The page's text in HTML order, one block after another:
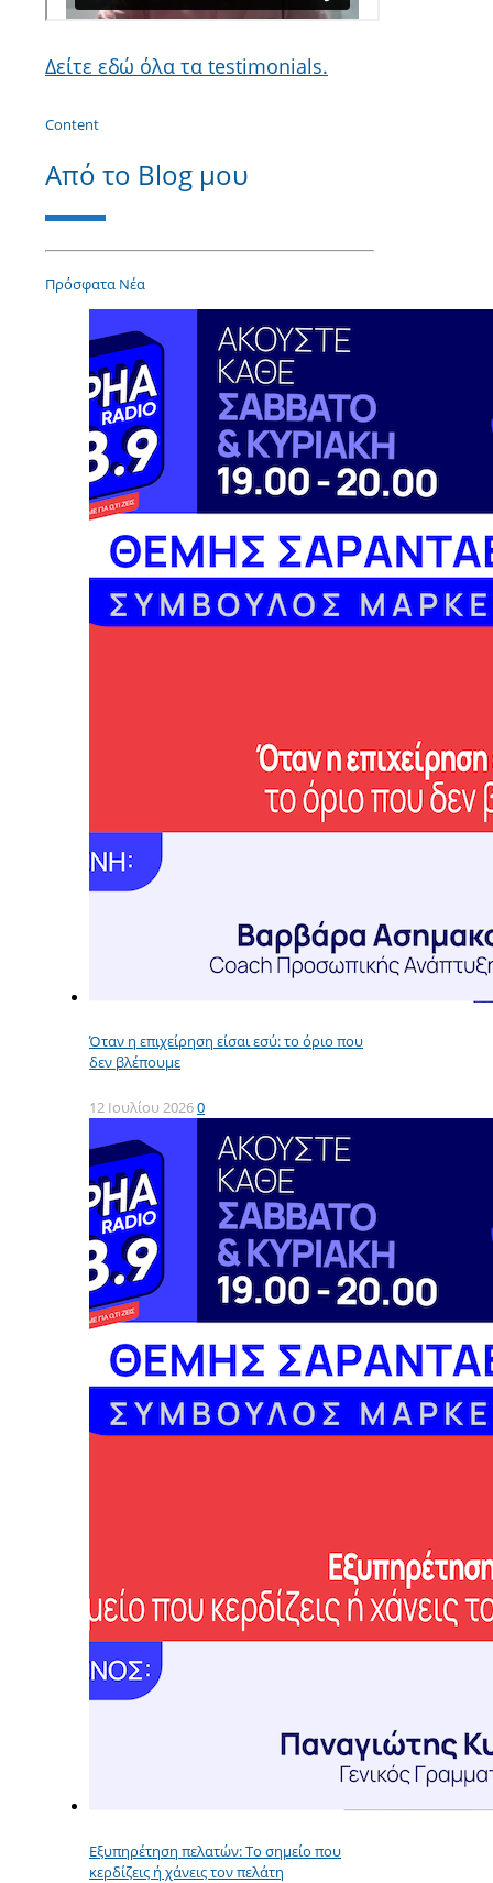
Δείτε εδώ όλα τα testimonials.
Content
Από το Blog μου
Πρόσφατα Νέα
Όταν η επιχείρηση είσαι εσύ: το όριο που
δεν βλέπουμε
12 Ιουλίου 20260
Εξυπηρέτηση πελατών: Το σημείο που
κερδίζεις ή χάνεις τον πελάτη